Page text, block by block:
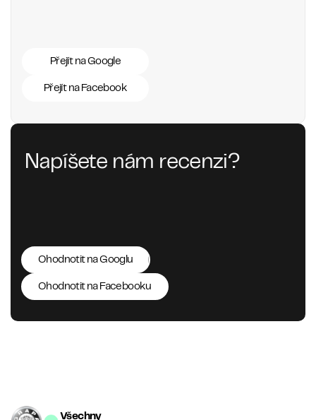
Přejít na Google
Přejít na Facebook
Napíšete nám recenzi?
Ohodnotit na Googlu
Ohodnotit na Facebooku
Všechny